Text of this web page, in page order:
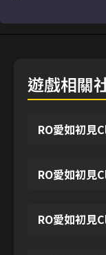
遊戲相關
RO愛如初見
RO愛如初見
RO愛如初見